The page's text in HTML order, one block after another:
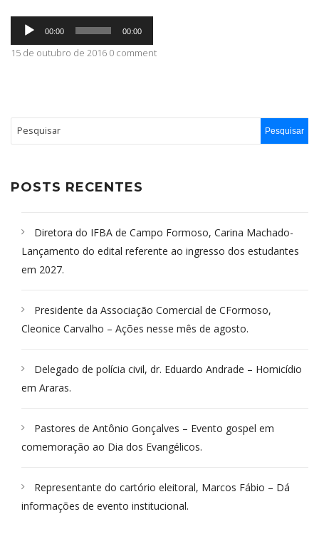
CONTATO
Tocador
áudio
00:00 00:00
15 de outubro de 2016 0 comment
POSTS RECENTES
Diretora do IFBA de Campo Formoso, Carina Machado-
Lançamento do edital referente ao ingresso dos estudantes
em 2027.
Presidente da Associação Comercial de CFormoso,
Cleonice Carvalho – Ações nesse mês de agosto.
Delegado de polícia civil, dr. Eduardo Andrade – Homicídio
em Araras.
Pastores de Antônio Gonçalves – Evento gospel em
comemoração ao Dia dos Evangélicos.
Representante do cartório eleitoral, Marcos Fábio – Dá
informações de evento institucional.